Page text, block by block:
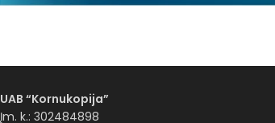
UAB “Kornukopija”
Įm. k.: 302484898